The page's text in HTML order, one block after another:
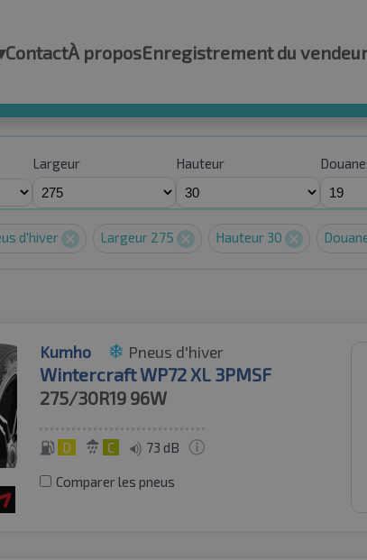
ContactÀ proposEnregistrement du
Largeur Hauteur
d'hiver Largeur 275 Hauteur 30
Kumho Pneus d'hiver
Wintercraft WP72 XL 3PMSF
275/30R19 96W
D C 73 dB
Comparer les pneus